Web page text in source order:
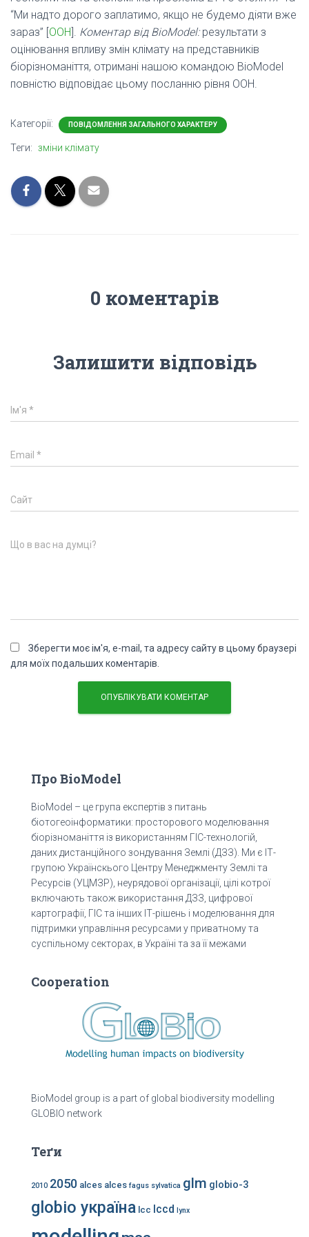
“Ми надто дорого заплатимо, якщо не будемо діяти вже
зараз” [ООН]. Коментар від BioModel: результати з
оцінювання впливу змін клімату на представників
біорізноманіття, отримані нашою командою BioModel
повністю відповідає цьому посланню рівня ООН.
Категорії: ПОВІДОМЛЕННЯ ЗАГАЛЬНОГО ХАРАКТЕРУ
Теги: зміни клімату
0 коментарів
Залишити відповідь
Ім'я *
Email *
Сайт
Що в вас на думці?
Зберегти моє ім'я, e-mail, та адресу сайту в цьому браузері
для моїх подальших коментарів.
Про BioModel
BioModel – це група експертів з питань
біотогеоінформатики: просторового моделювання
біорізноманіття із використанням ГІС-технологій,
даних дистанційного зондування Землі (ДЗЗ). Ми є ІТ-
групою Українскього Центру Менеджменту Землі та
Ресурсів (УЦМЗР), неурядової організації, цілі котрої
включають також використання ДЗЗ, цифрової
картографії, ГІС та інших ІТ-рішень і моделювання для
підтримки управління ресурсами у приватному та
суспільному секторах, в Україні та за її межами
Cooperation
BioModel group is a part of global biodiversity modelling
GLOBIO network
Теґи
2010 2050 alces alces fagus sylvatica glm globio-3
globio україна lcc lccd lynx